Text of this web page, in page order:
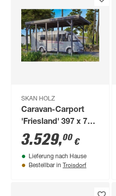
SKAN HOLZ
Caravan-Carport
'Friesland' 397 x 708
cm schiefergrau
3.529,00 €
Lieferung nach Hause
Bestellbar in Troisdorf